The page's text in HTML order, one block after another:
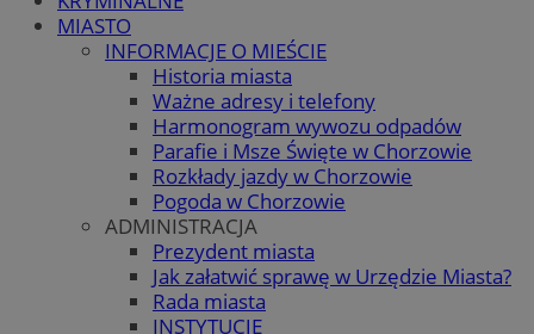
MIASTO
INFORMACJE O MIEŚCIE
Historia miasta
Ważne adresy i telefony
Harmonogram wywozu odpadów
Parafie i Msze Święte w Chorzowie
Rozkłady jazdy w Chorzowie
Pogoda w Chorzowie
ADMINISTRACJA
Prezydent miasta
Jak załatwić sprawę w Urzędzie Miasta?
Rada miasta
INSTYTUCJE